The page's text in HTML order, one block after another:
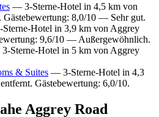
— 3-Sterne-Hotel in 4,5 km von
Gästebewertung: 8,0/10 — Sehr gut.
Hotel in 3,9 km von Aggrey
9,6/10 — Außergewöhnlich.
Sterne-Hotel in 5 km von Aggrey
& Suites — 3-Sterne-Hotel in 4,3
Gästebewertung: 6,0/10.
Aggrey Road